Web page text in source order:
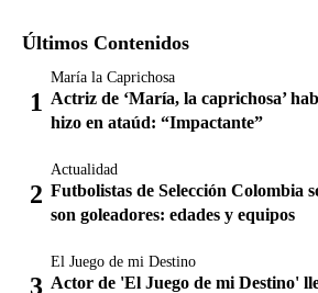
Últimos Contenidos
María la Caprichosa
Actriz de ‘María, la caprichosa’
hizo en ataúd: “Impactante”
Actualidad
Futbolistas de Selección Colombia
son goleadores: edades y equipos
El Juego de mi Destino
Actor de 'El Juego de mi Destino'